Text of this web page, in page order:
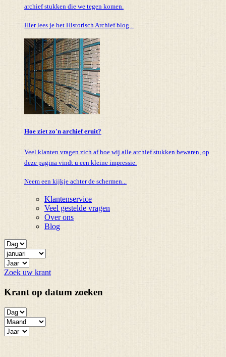
archief stukken die we tegen komen.
Hier lees je het Historisch Archief blog...
Hoe ziet zo'n archief eruit?
Veel klanten vragen zich af hoe wij alle archief stukken bewaren, op
deze pagina vindt u een kleine impressie.
Neem een kijkje achter de schermen...
Klantenservice
Veel gestelde vragen
Over ons
Blog
Zoek uw krant
Krant op datum zoeken